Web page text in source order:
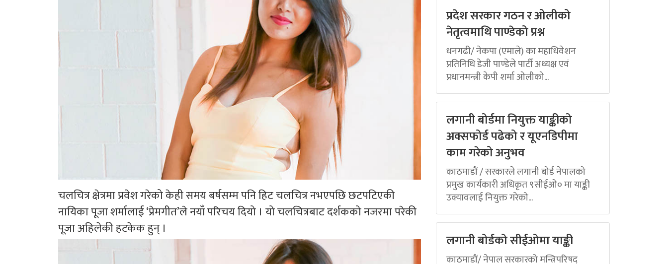
चलचित्र क्षेत्रमा प्रवेश गरेको केही समय बर्षसम्म पनि हिट चलचित्र नभएपछि छटपटिएकी
नायिका पूजा शर्मालाई ‘प्रेमगीत’ले नयाँ परिचय दियो । यो चलचित्रबाट दर्शकको नजरमा परेकी
पूजा अहिलेकी हटकेक हुन् ।
प्रदेश सरकार गठन र ओलीको
नेतृत्वमाथि पाण्डेको प्रश्न
धनगढी/ नेकपा (एमाले) का महाधिवेशन
प्रतिनिधि डेजी पाण्डेले पार्टी अध्यक्ष एवं
प्रधानमन्त्री केपी शर्मा ओलीको...
लगानी बोर्डमा नियुक्त याङ्कीको
अक्सफोर्ड पढेको र यूएनडिपीमा
काम गरेको अनुभव
काठमाडौं / सरकारले लगानी बोर्ड नेपालको
प्रमुख कार्यकारी अधिकृत ९सीईओ० मा याङ्की
उक्यावलाई नियुक्त गरेको...
लगानी बोर्डको सीईओमा याङ्की
काठमाडौं/ नेपाल सरकारको मन्त्रिपरिषद्